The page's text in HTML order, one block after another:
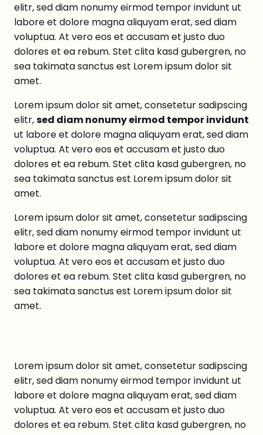
elitr, sed diam nonumy eirmod tempor invidunt ut
labore et dolore magna aliquyam erat, sed diam
voluptua. At vero eos et accusam et justo duo
dolores et ea rebum. Stet clita kasd gubergren, no
sea takimata sanctus est Lorem ipsum dolor sit
amet.
Lorem ipsum dolor sit amet, consetetur sadipscing
elitr,sed diam nonumy eirmod tempor invidunt
ut labore et dolore magna aliquyam erat, sed diam
voluptua. At vero eos et accusam et justo duo
dolores et ea rebum. Stet clita kasd gubergren, no
sea takimata sanctus est Lorem ipsum dolor sit
amet.
Lorem ipsum dolor sit amet, consetetur sadipscing
elitr, sed diam nonumy eirmod tempor invidunt ut
labore et dolore magna aliquyam erat, sed diam
voluptua. At vero eos et accusam et justo duo
dolores et ea rebum. Stet clita kasd gubergren, no
sea takimata sanctus est Lorem ipsum dolor sit
amet.
Lorem ipsum dolor sit amet, consetetur sadipscing
elitr, sed diam nonumy eirmod tempor invidunt ut
labore et dolore magna aliquyam erat, sed diam
voluptua. At vero eos et accusam et justo duo
dolores et ea rebum. Stet clita kasd gubergren, no